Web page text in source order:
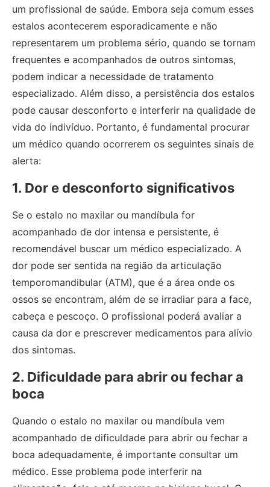
um profissional de saúde. Embora seja comum esses
estalos acontecerem esporadicamente e não
representarem um problema sério, quando se tornam
frequentes e acompanhados de outros sintomas,
podem indicar a necessidade de tratamento
especializado. Além disso, a persistência dos estalos
pode causar desconforto e interferir na qualidade de
vida do indivíduo. Portanto, é fundamental procurar
um médico quando ocorrerem os seguintes sinais de
alerta:
1. Dor e desconforto significativos
Se o estalo no maxilar ou mandíbula for
acompanhado de dor intensa e persistente, é
recomendável buscar um médico especializado. A
dor pode ser sentida na região da articulação
temporomandibular (ATM), que é a área onde os
ossos se encontram, além de se irradiar para a face,
cabeça e pescoço. O profissional poderá avaliar a
causa da dor e prescrever medicamentos para alívio
dos sintomas.
2. Dificuldade para abrir ou fechar a
boca
Quando o estalo no maxilar ou mandíbula vem
acompanhado de dificuldade para abrir ou fechar a
boca adequadamente, é importante consultar um
médico. Esse problema pode interferir na